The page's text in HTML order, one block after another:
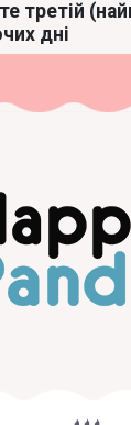
третій
дні